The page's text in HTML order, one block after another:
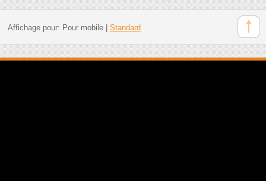
Affichage pour: Pour mobile| Standard